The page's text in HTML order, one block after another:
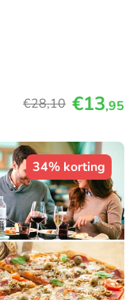
€28,10 €13,95
34% korting